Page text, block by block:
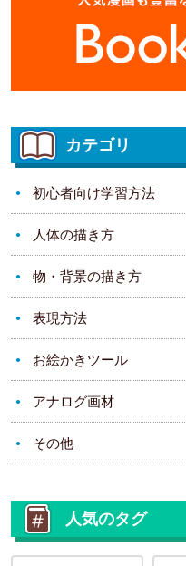
カテゴリ
初心者向け学習方法
人体の描き方
物・背景の描き方
表現方法
お絵かきツール
アナログ画材
その他
人気のタグ